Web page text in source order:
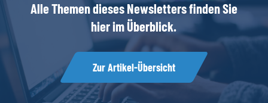
AlleThemendiesesNewslettersfindenSie
hierimÜberblick.
Zur Artikel-Übersicht